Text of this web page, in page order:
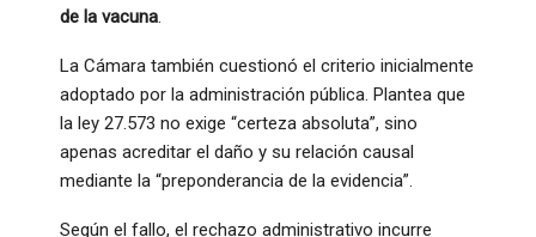
de la vacuna.
La Cámara también cuestionó el criterio inicialmente
adoptado por la administración pública. Plantea que
la ley 27.573 no exige “certeza absoluta”, sino
apenas acreditar el daño y su relación causal
mediante la “preponderancia de la evidencia”.
Según el fallo, el rechazo administrativo incurre